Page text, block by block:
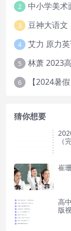
2
3 豆神大语文
4 艾力 原力
5 林萧 2023
6 【2024暑
猜你想要
（
崔
高
版